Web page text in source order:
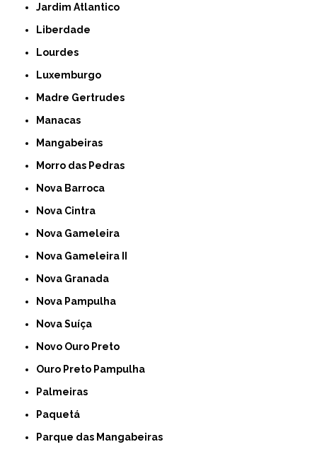
Jardim Atlantico
Liberdade
Lourdes
Luxemburgo
Madre Gertrudes
Manacas
Mangabeiras
Morro das Pedras
Nova Barroca
Nova Cintra
Nova Gameleira
Nova Gameleira II
Nova Granada
Nova Pampulha
Nova Suíça
Novo Ouro Preto
Ouro Preto Pampulha
Palmeiras
Paquetá
Parque das Mangabeiras